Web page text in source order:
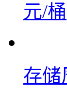
元/桶
存储